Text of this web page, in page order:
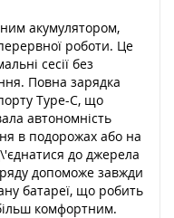
акумулятором,
роботи. Це
сесії без
Повна зарядка
Type-C, що
автономність
в подорожах або на
до джерела
допоможе завжди
батареї, що робить
комфортним.